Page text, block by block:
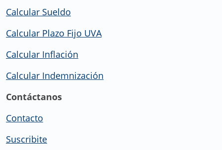
Calcular Sueldo
Calcular Plazo Fijo UVA
Calcular Inflación
Calcular Indemnización
Contáctanos
Contacto
Suscribite